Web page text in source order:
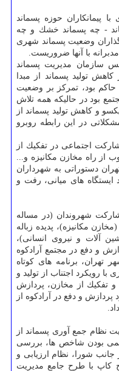
پیمانكاران حوزه پسماند
- چه پسماند خشك و چه
وضعیت پسماند شهری
با آنها ضروریست.
سازمان مدیریت پسماند
تولید پسماند از مبدا
حاكم بود، تمركز بر وضعیت
بود در حالیكه همه تلاش
و كاهش تولید پسماند از
در این رابطه روبرو
اجتماعی در تفكیك از
از راه مخازن مكانیزه و...
دستوراتی به شهرداران
ایستگاه های میانی، رفت و
شهروندان (در مساله
مكانیزه)، پدیده زباله
آلات و نیروی انسانی)،
و دفع در مجتمع آرادكوه
تهران، برنامه های كوتاه
رویكرد اجتناب از تولید و
تفكیك از مخازن، پردازش
پردازش و دفع در آرادكوه از
نظام جمع آوری پسماند از
كمی بودن شاخص ها، بررسی
شورا، نظام ارزیابی و
كاپ با طرح جامع مدیریت